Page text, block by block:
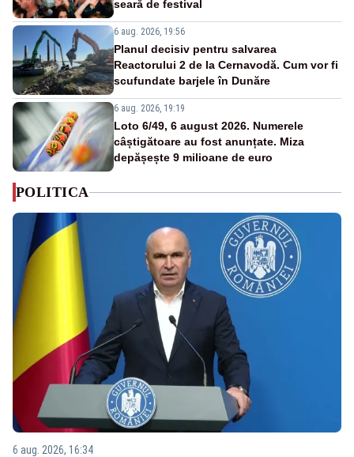
seară de festival
6 aug. 2026, 19:56
Planul decisiv pentru salvarea
Reactorului 2 de la Cernavodă. Cum vor fi
scufundate barjele în Dunăre
6 aug. 2026, 19:19
Loto 6/49, 6 august 2026. Numerele
câștigătoare au fost anunțate. Miza
depășește 9 milioane de euro
POLITICA
6 aug. 2026, 16:34